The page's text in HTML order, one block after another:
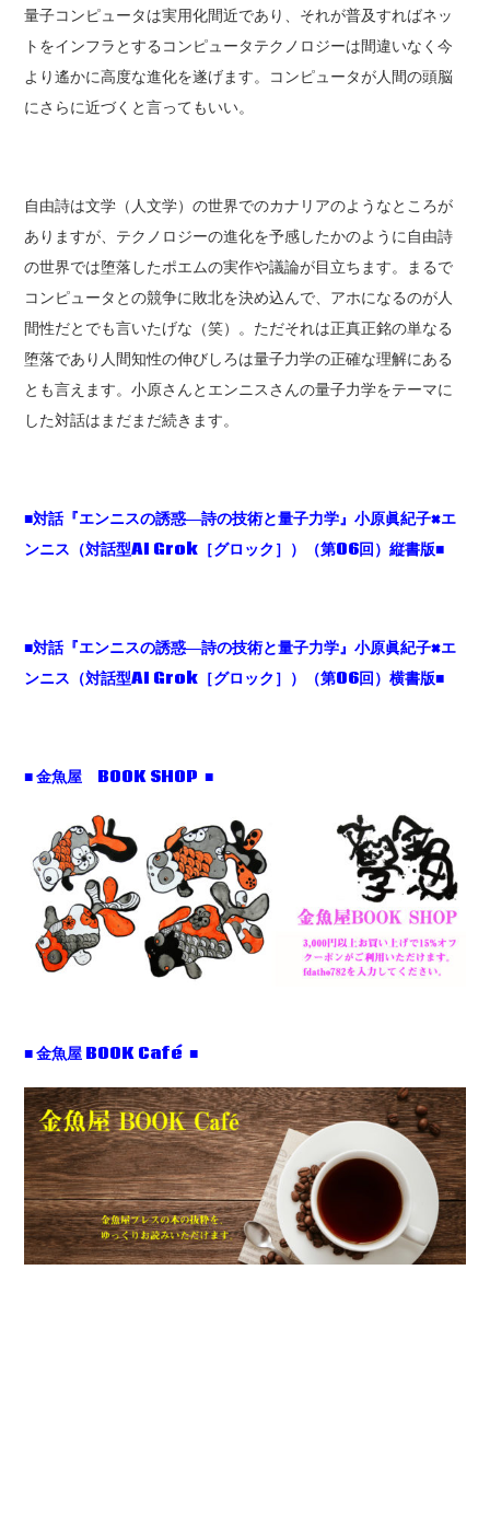
量子コンピュータは実用化間近であり、それが普及すればネッ
トをインフラとするコンピュータテクノロジーは間違いなく今
より遙かに高度な進化を遂げます。コンピュータが人間の頭脳
にさらに近づくと言ってもいい。
自由詩は文学（人文学）の世界でのカナリアのようなところが
ありますが、テクノロジーの進化を予感したかのように自由詩
の世界では堕落したポエムの実作や議論が目立ちます。まるで
コンピュータとの競争に敗北を決め込んで、アホになるのが人
間性だとでも言いたげな（笑）。ただそれは正真正銘の単なる
堕落であり人間知性の伸びしろは量子力学の正確な理解にある
とも言えます。小原さんとエンニスさんの量子力学をテーマに
した対話はまだまだ続きます。
■対話『エンニスの誘惑―詩の技術と量子力学』小原眞紀子×エ
ンニス（対話型AI Grok［グロック］）（第06回）縦書版■
■対話『エンニスの誘惑―詩の技術と量子力学』小原眞紀子×エ
ンニス（対話型AI Grok［グロック］）（第06回）横書版■
■ 金魚屋 BOOK SHOP ■
■ 金魚屋 BOOK Café ■